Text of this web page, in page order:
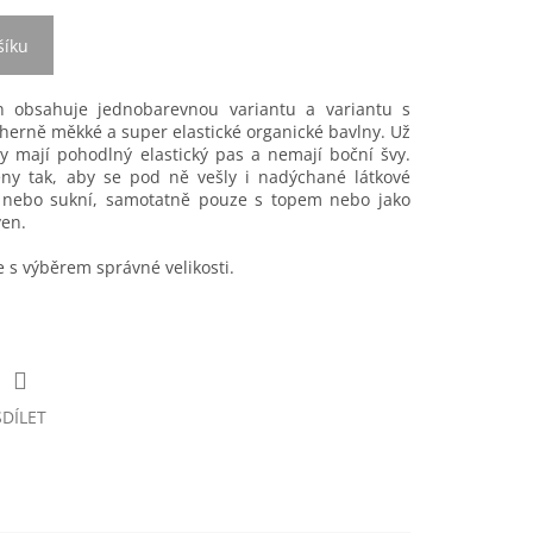
obsahuje jednobarevnou variantu a variantu s
měkké a super elastické organické bavlny. Už
mají pohodlný elastický pas a nemají boční švy.
tak, aby se pod ně vešly i nadýchané látkové
sukní, samotatně pouze s topem nebo jako
s výběrem správné velikosti.